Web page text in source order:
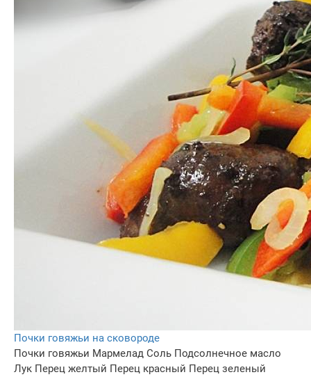
Почки говяжьи на сковороде
Почки говяжьи Мармелад Соль Подсолнечное масло
Лук Перец желтый Перец красный Перец зеленый